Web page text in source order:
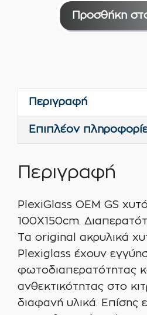
Προσθήκη
Περιγραφή
Επιπλέον
Περιγραφή
PlexiGlass OEM GS
100X150cm.
Tα original ακρυλικά
Plexiglass έχουν
φωτοδιαπερατότητας
ανθεκτικότητας στο
διαφανή υλικά. Επίσης